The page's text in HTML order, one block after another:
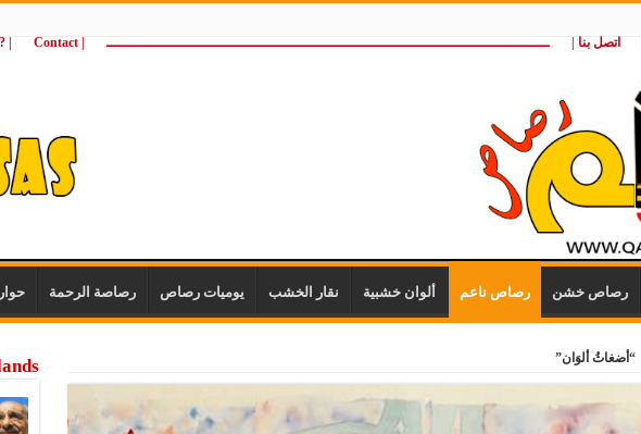
اتصل بنا | ــــــــــــــــــــــــــــــــــــــــــــــــــــــــــــــــــــــــــــــــــــــــــــــــــــــ | Contact
wij
رصاص خشن رصاص ناعم ألوان خشبية نقار الخشب يوميات رصاص رصاصة الرحمة
“أضغاثُ ألوَان”